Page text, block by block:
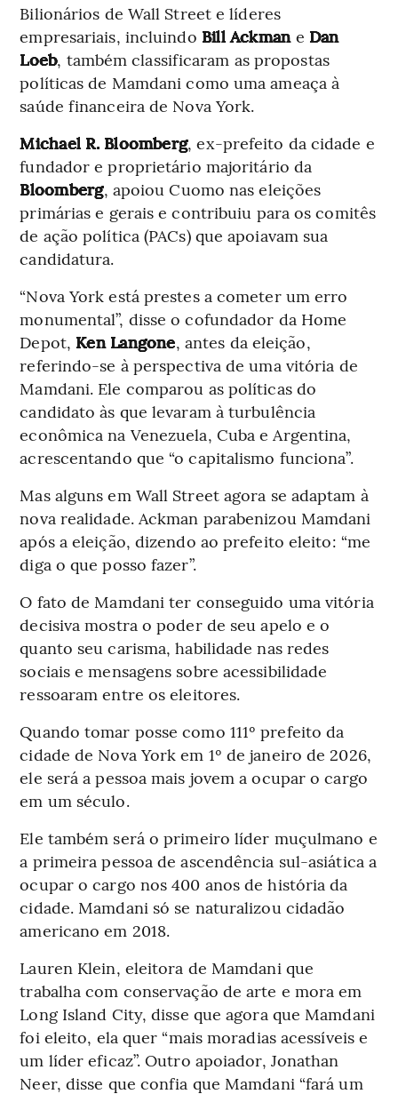
Bilionários de Wall Street e líderes
empresariais, incluindo Bill Ackman e Dan
Loeb, também classificaram as propostas
políticas de Mamdani como uma ameaça à
saúde financeira de Nova York.
Michael R. Bloomberg, ex-prefeito da cidade e
fundador e proprietário majoritário da
Bloomberg, apoiou Cuomo nas eleições
primárias e gerais e contribuiu para os comitês
de ação política (PACs) que apoiavam sua
candidatura.
“Nova York está prestes a cometer um erro
monumental”, disse o cofundador da Home
Depot, Ken Langone, antes da eleição,
referindo-se à perspectiva de uma vitória de
Mamdani. Ele comparou as políticas do
candidato às que levaram à turbulência
econômica na Venezuela, Cuba e Argentina,
acrescentando que “o capitalismo funciona”.
Mas alguns em Wall Street agora se adaptam à
nova realidade. Ackman parabenizou Mamdani
após a eleição, dizendo ao prefeito eleito: “me
diga o que posso fazer”.
O fato de Mamdani ter conseguido uma vitória
decisiva mostra o poder de seu apelo e o
quanto seu carisma, habilidade nas redes
sociais e mensagens sobre acessibilidade
ressoaram entre os eleitores.
Quando tomar posse como 111º prefeito da
cidade de Nova York em 1º de janeiro de 2026,
ele será a pessoa mais jovem a ocupar o cargo
em um século.
Ele também será o primeiro líder muçulmano e
a primeira pessoa de ascendência sul-asiática a
ocupar o cargo nos 400 anos de história da
cidade. Mamdani só se naturalizou cidadão
americano em 2018.
Lauren Klein, eleitora de Mamdani que
trabalha com conservação de arte e mora em
Long Island City, disse que agora que Mamdani
foi eleito, ela quer “mais moradias acessíveis e
um líder eficaz”. Outro apoiador, Jonathan
Neer, disse que confia que Mamdani “fará um